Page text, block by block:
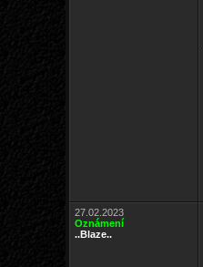
27.02.2023
Oznámení
..Blaze..